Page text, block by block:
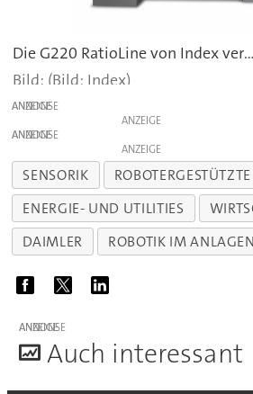
Die G220 RatioLine von Index verbindet Drehen und Fräsen in einem Maschinenkonzept. Sie ist über vier Meter lang, 2,30 Meter breit, gut zweieinhalb Meter hoch und ausgelegt für die Bearbeitung von anspruchsvollen Werkstücken, bis hin zur Fünfachsbearbeitung. -
(Bild: Index)
ANZEIGE
ANZEIGE
ANZEIGE
ANZEIGE
SENSORIK
ENERGIE- UND UTILITIES
DAIMLER
ROBOTIK IM
ANZEIGE
Auch interessant